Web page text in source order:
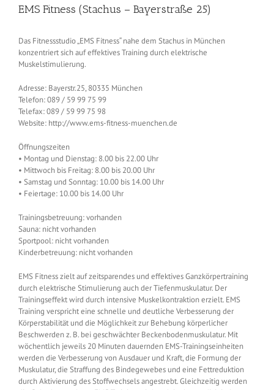
EMS Fitness (Stachus – Bayerstraße 25)
Das Fitnessstudio „EMS Fitness“ nahe dem Stachus in München
konzentriert sich auf effektives Training durch elektrische
Muskelstimulierung.
Adresse: Bayerstr.25, 80335 München
Telefon: 089 / 59 99 75 99
Telefax: 089 / 59 99 75 98
Website: http://www.ems-fitness-muenchen.de
Öffnungszeiten
• Montag und Dienstag: 8.00 bis 22.00 Uhr
• Mittwoch bis Freitag: 8.00 bis 20.00 Uhr
• Samstag und Sonntag: 10.00 bis 14.00 Uhr
• Feiertage: 10.00 bis 14.00 Uhr
Trainingsbetreuung: vorhanden
Sauna: nicht vorhanden
Sportpool: nicht vorhanden
Kinderbetreuung: nicht vorhanden
EMS Fitness zielt auf zeitsparendes und effektives Ganzkörpertraining
durch elektrische Stimulierung auch der Tiefenmuskulatur. Der
Trainingseffekt wird durch intensive Muskelkontraktion erzielt. EMS
Training verspricht eine schnelle und deutliche Verbesserung der
Körperstabilität und die Möglichkeit zur Behebung körperlicher
Beschwerden z. B. bei geschwächter Beckenbodenmuskulatur. Mit
wöchentlich jeweils 20 Minuten dauernden EMS-Trainingseinheiten
werden die Verbesserung von Ausdauer und Kraft, die Formung der
Muskulatur, die Straffung des Bindegewebes und eine Fettreduktion
durch Aktivierung des Stoffwechsels angestrebt. Gleichzeitig werden